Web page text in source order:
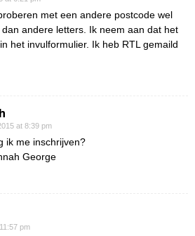
met een andere postcode wel
andere letters. Ik neem aan dat het
het invulformulier. Ik heb RTL gemaild
at 8:39 pm
ik me inschrijven?
George
pm